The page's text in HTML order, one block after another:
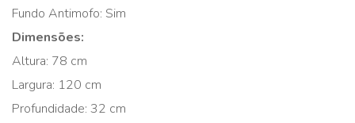
Fundo Antimofo: Sim
Dimensões:
Altura: 78 cm
Largura: 120 cm
Profundidade: 32 cm